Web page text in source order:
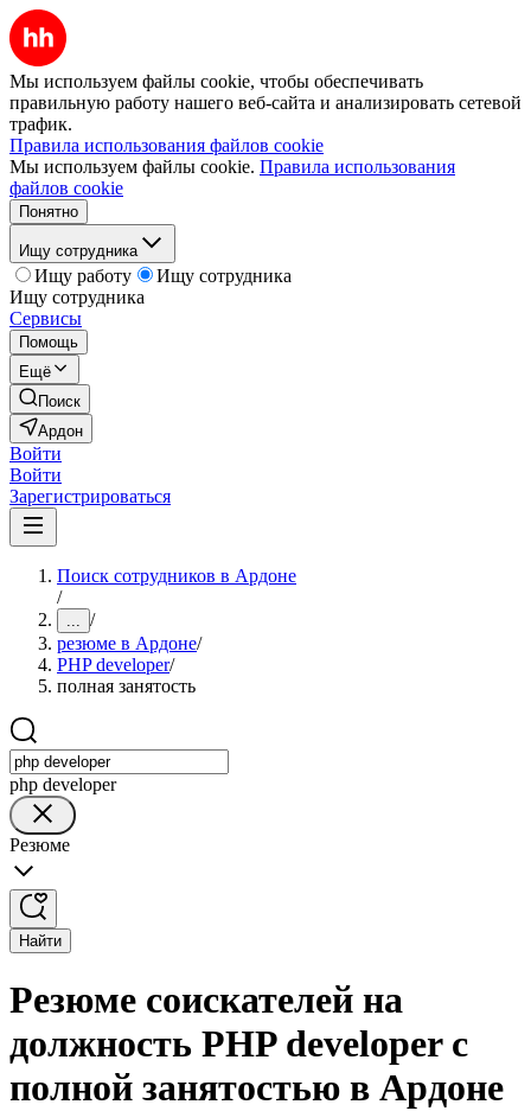
Мы используем файлы cookie, чтобы обеспечивать
правильную работу нашего веб-сайта и анализировать сетевой
трафик.
Правила использования файлов cookie
Мы используем файлы cookie. Правила использования
файлов cookie
Понятно
Ищу сотрудника
Ищу работу
Ищу сотрудника
Ищу сотрудника
Сервисы
Помощь
Ещё
Поиск
Ардон
Войти
Войти
Зарегистрироваться
Поиск сотрудников в Ардоне
/
... /
резюме в Ардоне/
PHP developer/
полная занятость
php developer
Резюме
Найти
Резюме соискателей на
должность PHP developer с
полной занятостью в Ардоне